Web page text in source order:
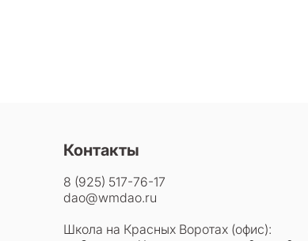
Контакты
8 (925) 517-76-17
dao@wmdao.ru
Школа на Красных Воротах (офис):